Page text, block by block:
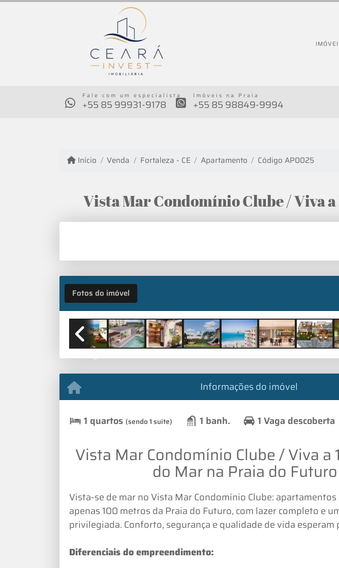
Fale com um especialista
+55 85 99931-9178
Imóveis na Praia
+55 85 98849-9994
Início Venda Fortaleza - CE Apartamento Código AP0025
Vista Mar Condomínio Clube / Viva
Fotos do imóvel
Previous
Informações do imóvel
1 quartos (sendo 1 suíte) 1 banh. 1 Vaga descoberta
Vista Mar Condomínio Clube / Viva a
do Mar na Praia do Futuro
Vista-se de mar no Vista Mar Condomínio Clube:
apenas 100 metros da Praia do Futuro, com lazer completo e
privilegiada. Conforto, segurança e qualidade de vida esperam
Diferenciais do empreendimento: